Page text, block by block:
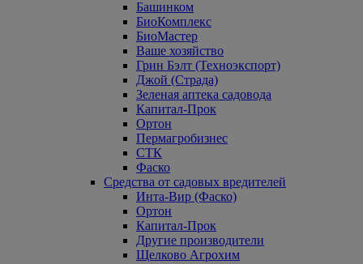
Башинком
БиоКомплекс
БиоМастер
Ваше хозяйство
Грин Бэлт (Техноэкспорт)
Джой (Страда)
Зеленая аптека садовода
Капитал-Прок
Ортон
Пермагробизнес
СТК
Фаско
Средства от садовых вредителей
Инта-Вир (Фаско)
Ортон
Капитал-Прок
Другие производители
Щелково Агрохим